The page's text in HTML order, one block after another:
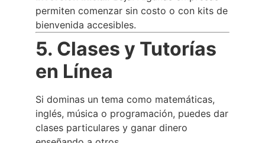
permiten comenzar sin costo o con kits de
bienvenida accesibles.
5. Clases y Tutorías
en Línea
Si dominas un tema como matemáticas,
inglés, música o programación, puedes dar
clases particulares y ganar dinero